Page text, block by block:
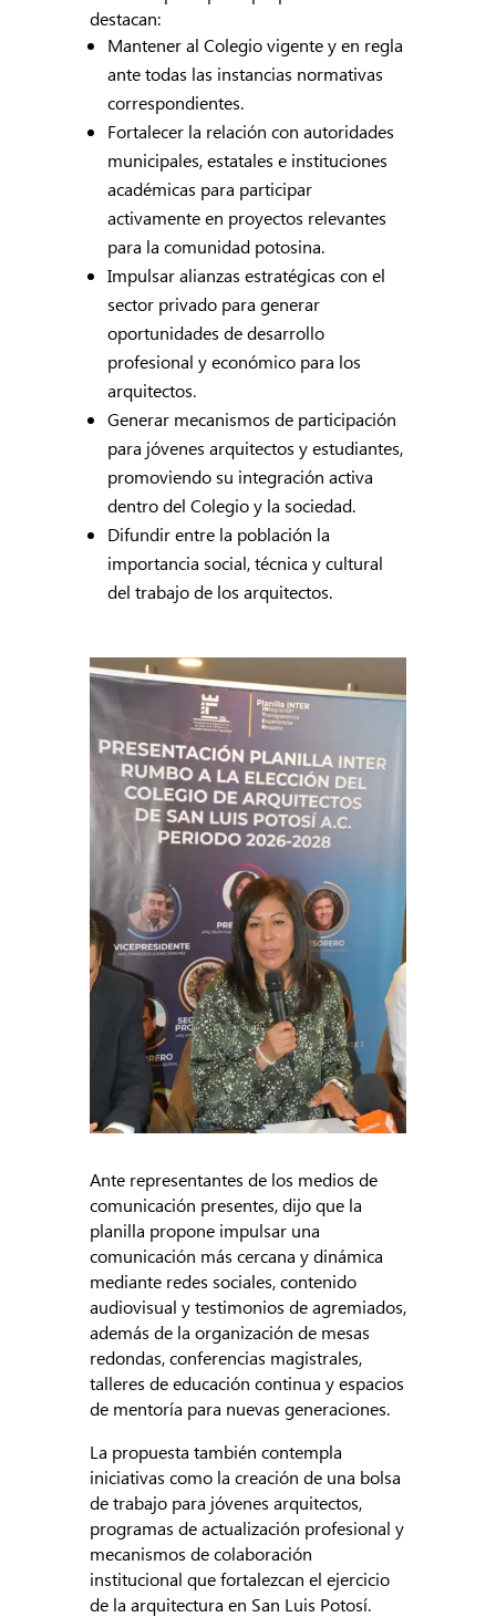
destacan:
Mantener al Colegio vigente y en regla
ante todas las instancias normativas
correspondientes.
Fortalecer la relación con autoridades
municipales, estatales e instituciones
académicas para participar
activamente en proyectos relevantes
para la comunidad potosina.
Impulsar alianzas estratégicas con el
sector privado para generar
oportunidades de desarrollo
profesional y económico para los
arquitectos.
Generar mecanismos de participación
para jóvenes arquitectos y estudiantes,
promoviendo su integración activa
dentro del Colegio y la sociedad.
Difundir entre la población la
importancia social, técnica y cultural
del trabajo de los arquitectos.
Ante representantes de los medios de
comunicación presentes, dijo que la
planilla propone impulsar una
comunicación más cercana y dinámica
mediante redes sociales, contenido
audiovisual y testimonios de agremiados,
además de la organización de mesas
redondas, conferencias magistrales,
talleres de educación continua y espacios
de mentoría para nuevas generaciones.
La propuesta también contempla
iniciativas como la creación de una bolsa
de trabajo para jóvenes arquitectos,
programas de actualización profesional y
mecanismos de colaboración
institucional que fortalezcan el ejercicio
de la arquitectura en San Luis Potosí.